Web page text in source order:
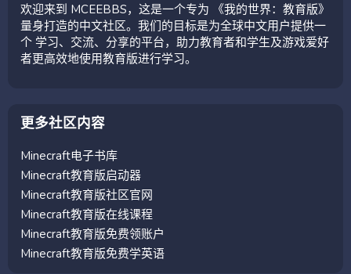
欢迎来到 MCEEBBS，这是一个专为 《我的世界：教育版》
量身打造的中文社区。我们的目标是为全球中文用户提供一
个 学习、交流、分享的平台，助力教育者和学生及游戏爱好
者更高效地使用教育版进行学习。
更多社区内容
Minecraft电子书库
Minecraft教育版启动器
Minecraft教育版社区官网
Minecraft教育版在线课程
Minecraft教育版免费领账户
Minecraft教育版免费学英语